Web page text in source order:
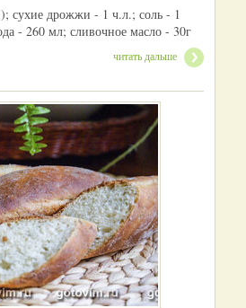
сухие дрожжи - 1 ч.л.; соль - 1
- 260 мл; сливочное масло - 30г
читать дальше